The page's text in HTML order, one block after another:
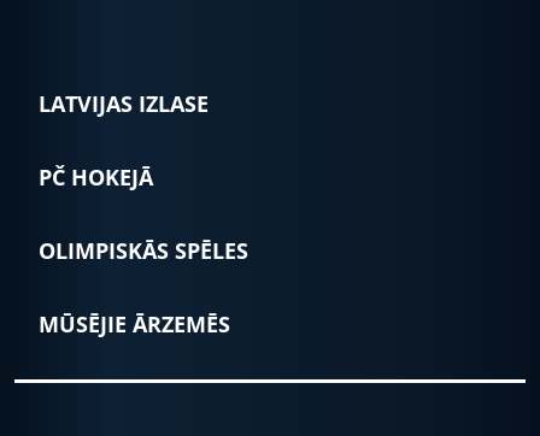
LATVIJAS IZLASE
PČ HOKEJĀ
OLIMPISKĀS SPĒLES
MŪSĒJIE ĀRZEMĒS